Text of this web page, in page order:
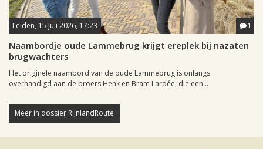
Leiden, 15 juli 2026, 17:23 1
Naambordje oude Lammebrug krijgt ereplek bij nazaten
brugwachters
Het originele naambord van de oude Lammebrug is onlangs
overhandigd aan de broers Henk en Bram Lardée, die een...
Meer in dossier RijnlandRoute